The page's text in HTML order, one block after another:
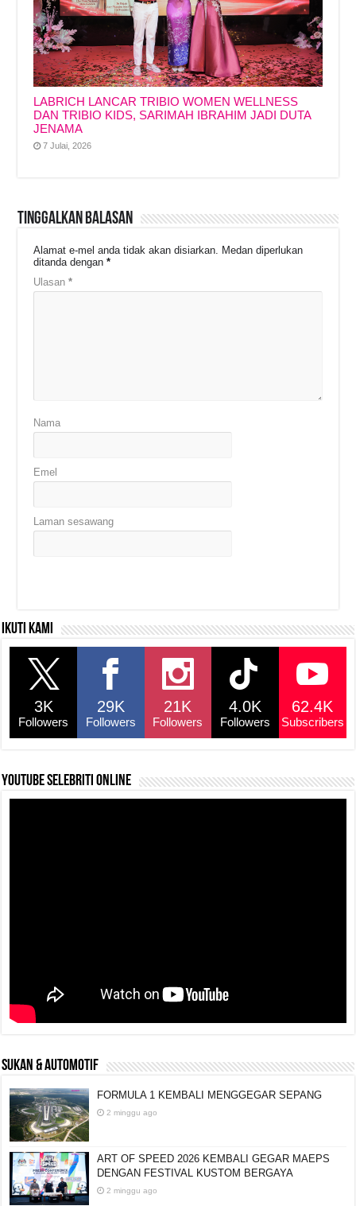
LABRICH LANCAR TRIBIO WOMEN WELLNESS
DAN TRIBIO KIDS, SARIMAH IBRAHIM JADI DUTA
JENAMA
7 Julai, 2026
Tinggalkan Balasan
Alamat e-mel anda tidak akan disiarkan.
Medan diperlukan
ditanda dengan*
Ulasan*
Nama
Emel
Laman sesawang
Ikuti kami
3K
Followers
29K
Followers
21K
Followers
4.0K
Followers
62.4K
Subscribers
YouTube selebriti online
SUKAN & AUTOMOTIF
FORMULA 1 KEMBALI MENGGEGAR SEPANG
2 minggu ago
ART OF SPEED 2026 KEMBALI GEGAR MAEPS
DENGAN FESTIVAL KUSTOM BERGAYA
2 minggu ago